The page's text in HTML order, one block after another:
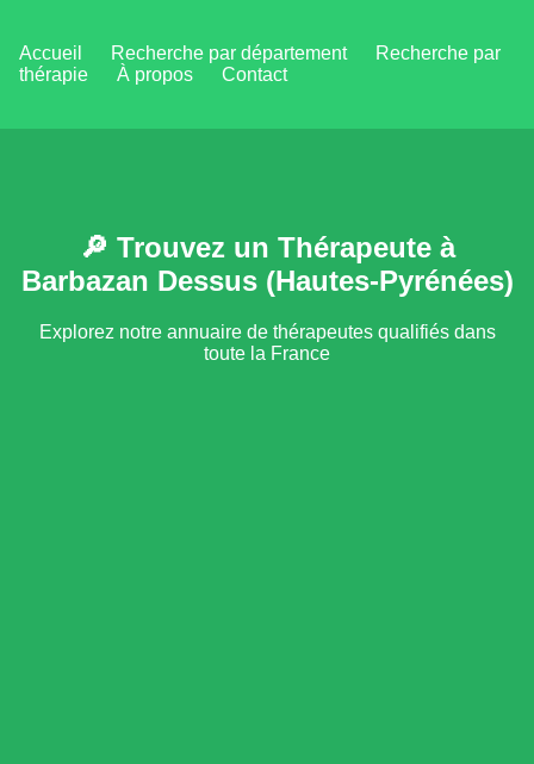
Accueil Recherche par département
Recherche par
thérapie
À propos Contact
🔎 Trouvez un Thérapeute à
Barbazan Dessus (Hautes-Pyrénées)
Explorez notre annuaire de thérapeutes qualifiés dans
toute la France